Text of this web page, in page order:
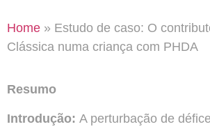
Home » Estudo de caso: O
Clássica numa criança com PHDA
Resumo
Introdução: A perturbação de